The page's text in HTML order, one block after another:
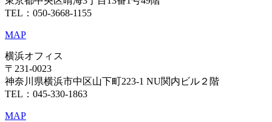
TEL：050-3668-1155
MAP
横浜オフィス
〒231-0023
神奈川県横浜市中区山下町223-1 NU関内ビル２階
TEL：045-330-1863
MAP